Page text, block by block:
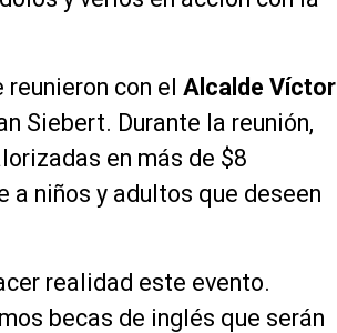
reunieron con el Alcalde Víctor
Siebert. Durante la reunión,
en más de $8
niños y adultos que deseen
realidad este evento.
becas de inglés que serán